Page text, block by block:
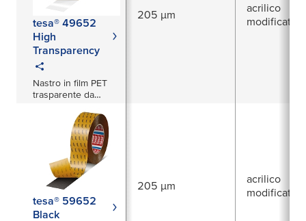
tesa® 49652
High
Transparency
Nastro in film PET
trasparente da
con doppio liner
205 µm
acrilico
modificato
tesa® 59652
Black
205 µm
acrilico
modificato